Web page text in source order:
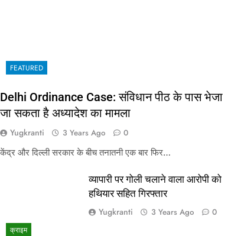
FEATURED
Delhi Ordinance Case: संविधान पीठ के पास भेजा
जा सकता है अध्यादेश का मामला
Yugkranti 3 Years Ago
0
केंद्र और दिल्ली सरकार के बीच तनातनी एक बार फिर…
क्राइम
व्यापारी पर गोली चलाने वाला आरोपी को
हथियार सहित गिरफ्तार
Yugkranti 3 Years Ago 0